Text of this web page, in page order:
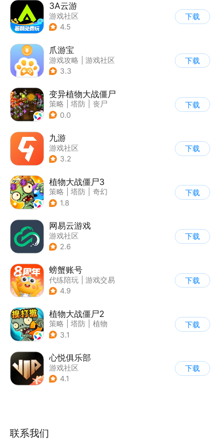
3A云游
游戏社区
4.5
下载
爪游宝
游戏攻略
游戏社区
3.3
下载
变异植物大战僵尸
策略 塔防
丧尸
| 卡通
0.0
下载
九游
游戏社区
3.2
下载
植物大战僵尸3
策略 塔防
奇幻
| 开放世界
1.8
下载
网易云游戏
游戏社区
2.6
下载
螃蟹账号
代练陪玩
游戏交易
| 游戏社区
4.9
下载
植物大战僵尸2
策略 塔防
植物
| 植物大战僵尸
3.1
下载
心悦俱乐部
游戏社区
4.1
下载
联系我们